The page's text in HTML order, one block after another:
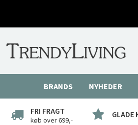
BRANDS NYHEDER
FRI FRAGT
køb over 699,-
GLADE